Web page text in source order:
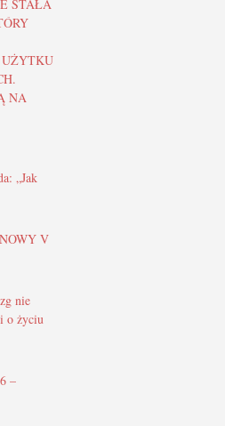
STAŁA
UŻYTKU
NA
„Jak
V
nie
o życiu
–